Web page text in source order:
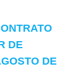
DE
DE